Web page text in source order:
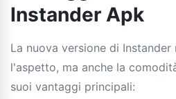
Instander Apk
La nuova versione di
l'aspetto, ma anche la
suoi vantaggi principali: